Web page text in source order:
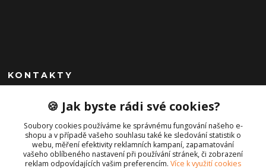
KONTAKTY
+420 792 757 523
obchod@cajkservis.cz
🍪 Jak byste rádi své cookies?
Soubory cookies používáme ke správnému fungování našeho e-
shopu a v případě vašeho souhlasu také ke sledování statistik o
webu, měření efektivity reklamních kampaní, zapamatování
vašeho oblíbeného nastavení při používání stránek, či zobrazení
reklam odpovídajících vašim preferencím. Více k využití cookies